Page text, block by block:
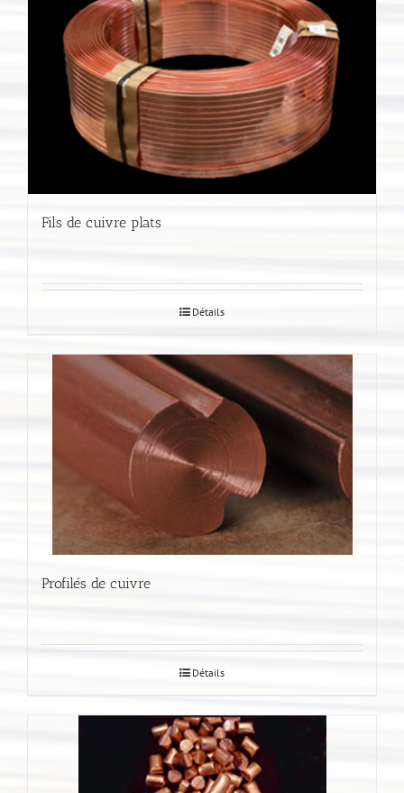
Fils de cuivre plats
Détails
Profilés de cuivre
Détails